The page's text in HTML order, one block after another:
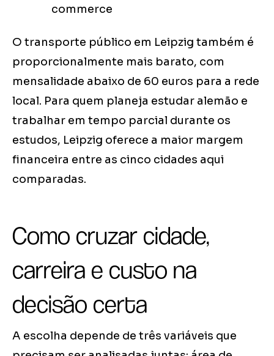
commerce
O transporte público em Leipzig também é
proporcionalmente mais barato, com
mensalidade abaixo de 60 euros para a rede
local. Para quem planeja estudar alemão e
trabalhar em tempo parcial durante os
estudos, Leipzig oferece a maior margem
financeira entre as cinco cidades aqui
comparadas.
Como cruzar cidade,
carreira e custo na
decisão certa
A escolha depende de três variáveis que